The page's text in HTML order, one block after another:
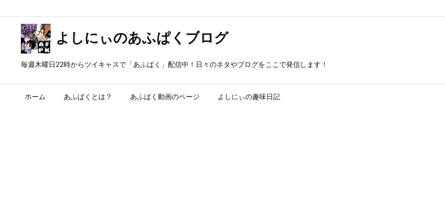
よしにぃのあふぱくブログ
毎週木曜日22時からツイキャスで「あふぱく」配信中！日々のネタやブログをここで発信します！
ホーム あふぱくとは？ あふぱく動画のページ よしにぃの趣味日記